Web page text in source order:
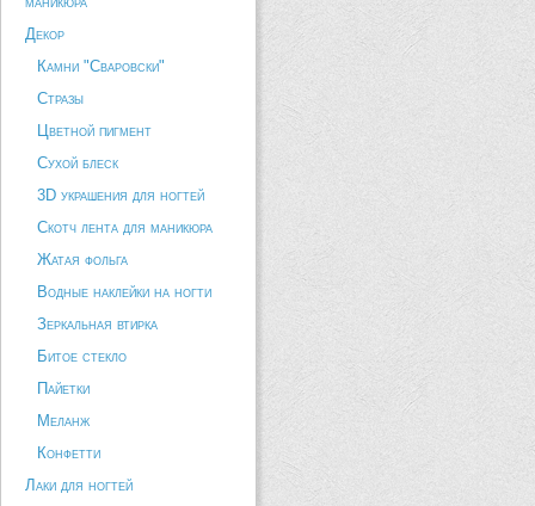
Декор
Камни "Сваровски"
Стразы
Цветной пигмент
Сухой блеск
3D украшения для ногтей
Скотч лента для маникюра
Жатая фольга
Водные наклейки на ногти
Зеркальная втирка
Битое стекло
Пайетки
Меланж
Конфетти
Лаки для ногтей